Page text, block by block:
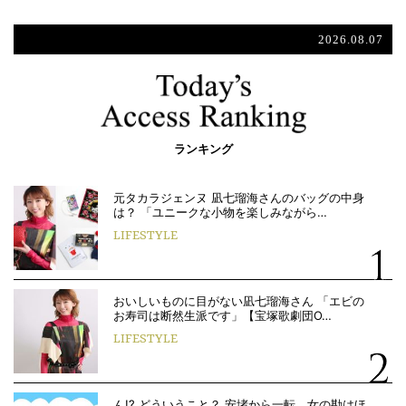
2026.08.07
ランキング
元タカラジェンヌ 凪七瑠海さんのバッグの中身
は？ 「ユニークな小物を楽しみながら…
LIFESTYLE
おいしいものに目がない凪七瑠海さん 「エビの
お寿司は断然生派です」【宝塚歌劇団O…
LIFESTYLE